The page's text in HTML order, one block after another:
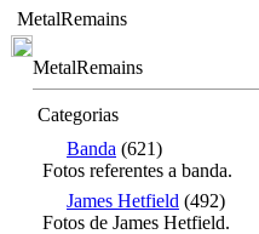
MetalRemains
MetalRemains
Categorias
Banda (621)
Fotos referentes a banda.
James Hetfield (492)
Fotos de James Hetfield.